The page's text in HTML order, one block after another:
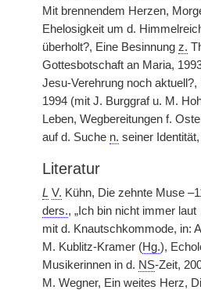
Mit brennendem Herzen,
Ehelosigkeit um d.
überholt?, Eine Besinnung z.
Gottesbotschaft an Maria,
Jesu-Verehrung noch
1994 (mit J. Burggraf u. M.
Leben, Wegbereitungen f.
auf d. Suche n. seiner
Literatur
L V. Kühn, Die zehnte Muse
ders., „Ich bin nicht immer laut
mit d. Knautschkommode, in:
M. Kublitz-Kramer (Hg.),
Musikerinnen in d. NS-Zeit,
M. Wegner, Ein weites Herz,